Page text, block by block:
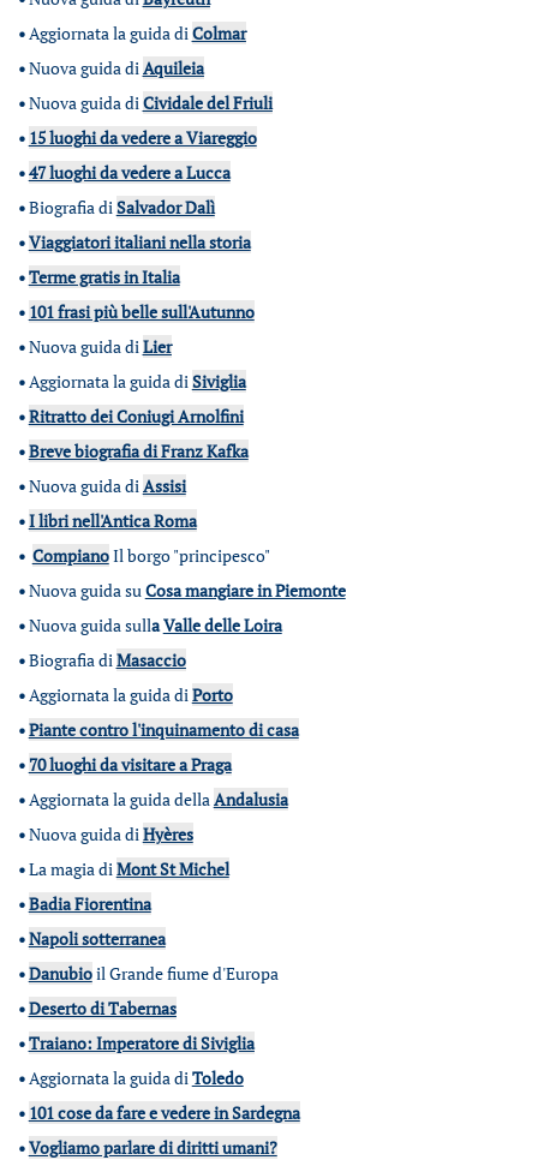
•Aggiornata la guida diColmar
•Nuova guida diAquileia
•Nuova guida diCividale del Friuli
• 15 luoghi da vedere a Viareggio
•47 luoghi da vedere a Lucca
•Biografia diSalvador Dalì
•Viaggiatori italiani nella storia
•Terme gratis in Italia
• 101 frasi più belle sull'Autunno
•Nuova guida diLier
•Aggiornata la guida diSiviglia
•Ritratto dei Coniugi Arnolfini
•Breve biografia di Franz Kafka
•Nuova guida diAssisi
•I libri nell'Antica Roma
• CompianoIl borgo "principesco"
•Nuova guida suCosa mangiare in Piemonte
•Nuova guida sullaValle delle Loira
•Biografia diMasaccio
•Aggiornata la guida diPorto
•Piante contro l'inquinamento di casa
• 70 luoghi da visitare a Praga
•Aggiornata la guida dellaAndalusia
•Nuova guida diHyères
•La magia diMont St Michel
•Badia Fiorentina
•Napoli sotterranea
•Danubioil Grande fiume d'Europa
•Deserto di Tabernas
•Traiano: Imperatore di Siviglia
•Aggiornata la guida diToledo
• 101 cose da fare e vedere in Sardegna
•Vogliamo parlare di diritti umani?